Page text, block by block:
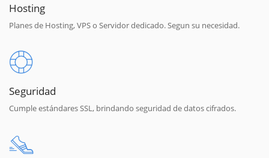
Hosting
Planes de Hosting, VPS o Servidor dedicado. Segun su necesidad.
Seguridad
Cumple estándares SSL, brindando seguridad de datos cifrados.